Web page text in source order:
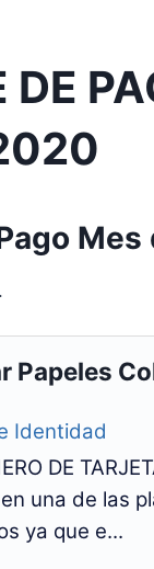
DE
Papeles
Identidad
DE
una de las
ya que e...